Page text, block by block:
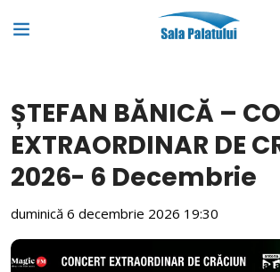
ȘTEFAN BĂNICĂ –
EXTRAORDINAR DE
2026- 6 Decembrie
duminică 6 decembrie 2026 19:30